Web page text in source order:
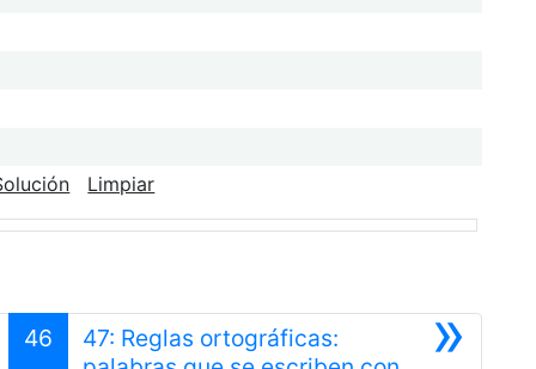
Limpiar
46 »
47: Reglas ortográficas: